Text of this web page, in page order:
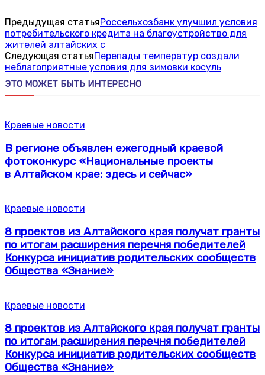
Предыдущая статьяРоссельхозбанк улучшил условия
потребительского кредита на благоустройство для
жителей алтайских с
Следующая статьяПерепады температур создали
неблагоприятные условия для зимовки косуль
ЭТО МОЖЕТ БЫТЬ ИНТЕРЕСНО
Краевые новости
В регионе объявлен ежегодный краевой
фотоконкурс «Национальные проекты
в Алтайском крае: здесь и сейчас»
Краевые новости
8 проектов из Алтайского края получат гранты
по итогам расширения перечня победителей
Конкурса инициатив родительских сообществ
Общества «Знание»
Краевые новости
8 проектов из Алтайского края получат гранты
по итогам расширения перечня победителей
Конкурса инициатив родительских сообществ
Общества «Знание»